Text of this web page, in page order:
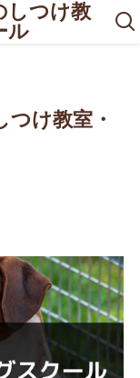
しつけ教
ル
け教室・